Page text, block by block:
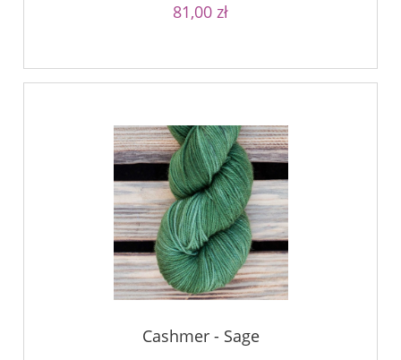
81,00 zł
Cashmer - Sage